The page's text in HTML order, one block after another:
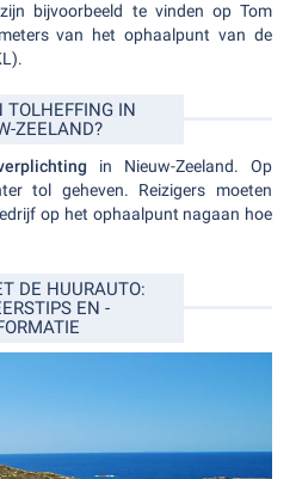
bijvoorbeeld te vinden op Tom
van het ophaalpunt van de
TOLHEFFING IN
ZEELAND?
in Nieuw-Zeeland. Op
tol geheven. Reizigers moeten
op het ophaalpunt nagaan hoe
DE HUURAUTO:
EN -